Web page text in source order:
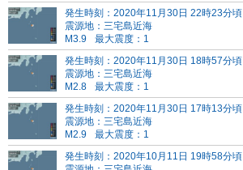
発生時刻：2020年11月30日 22時23分頃
震源地：三宅島近海
M3.9
最大震度：1
発生時刻：2020年11月30日 18時57分頃
震源地：三宅島近海
M2.8
最大震度：1
発生時刻：2020年11月30日 17時13分頃
震源地：三宅島近海
M2.9
最大震度：1
発生時刻：2020年10月11日 19時58分頃